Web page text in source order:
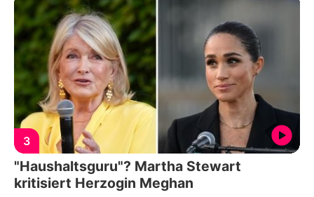
3
"Haushaltsguru"? Martha Stewart
kritisiert Herzogin Meghan